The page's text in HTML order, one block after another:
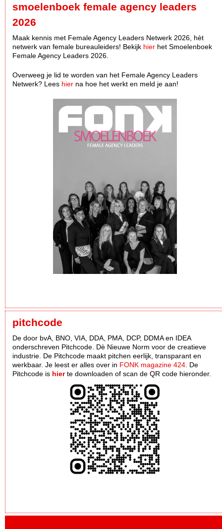
smoelenboek female agency leaders
2026
Maak kennis met Female Agency Leaders Netwerk 2026, hèt
netwerk van female bureauleiders! Bekijk hier het Smoelenboek
Female Agency Leaders 2026.
Overweeg je lid te worden van het Female Agency Leaders
Netwerk? Lees hier na hoe het werkt en meld je aan!
pitchcode
De door bvA, BNO, VIA, DDA, PMA, DCP, DDMA en IDEA
onderschreven Pitchcode. Dè Nieuwe Norm voor de creatieve
industrie. De Pitchcode maakt pitchen eerlijk, transparant en
werkbaar. Je leest er alles over in FONK magazine 424 . De
Pitchcode is hierte downloaden of scan de QR code hieronder.